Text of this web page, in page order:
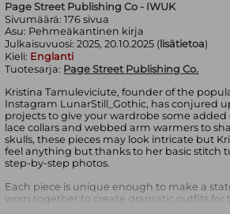
Page Street Publishing Co - IWUK
Sivumäärä:176 sivua
Asu: Pehmeäkantinen kirja
Julkaisuvuosi:2025, 20.10.2025 ( lisätietoa)
Kieli: Englanti
Tuotesarja: Page Street Publishing Co.
Kristina Tamuleviciute, founder of the
Instagram LunarStill_Gothic, has conjured
projects to give your wardrobe some added
lace collars and webbed arm warmers to
skulls, these pieces may look intricate but
feel anything but thanks to her basic stitch
step-by-step photos.
Each piece is unique enough to make a
worn together to create dramatic outfits for